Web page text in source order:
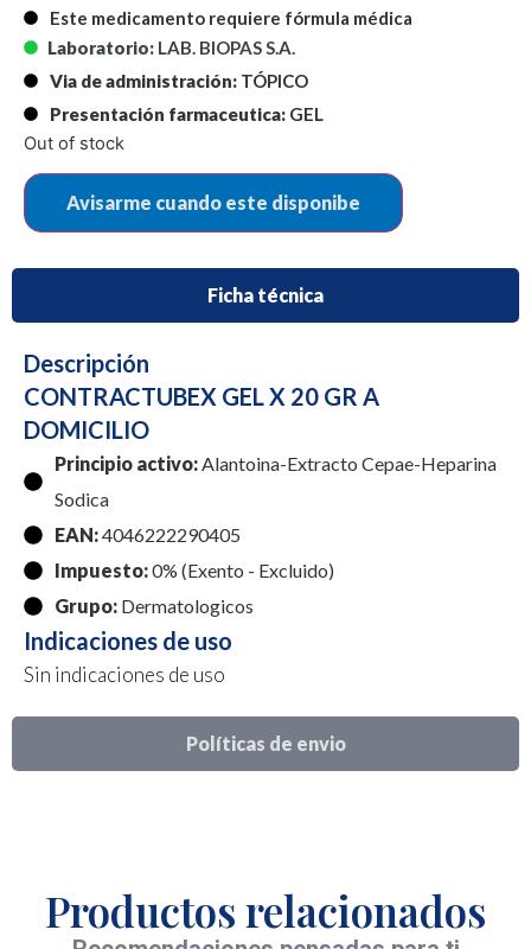
Este medicamento requiere fórmula médica
Laboratorio: LAB. BIOPAS S.A.
Via de administración: TÓPICO
Presentación farmaceutica: GEL
Out of stock
Ficha técnica
Políticas de envio
Descripción
CONTRACTUBEX GEL X 20 GR A
DOMICILIO
Principio activo:Alantoina-Extracto Cepae-Heparina
Sodica
EAN:4046222290405
Impuesto:0% (Exento - Excluido)
Grupo: Dermatologicos
Indicaciones de uso
Sin indicaciones de uso
Productos relacionados